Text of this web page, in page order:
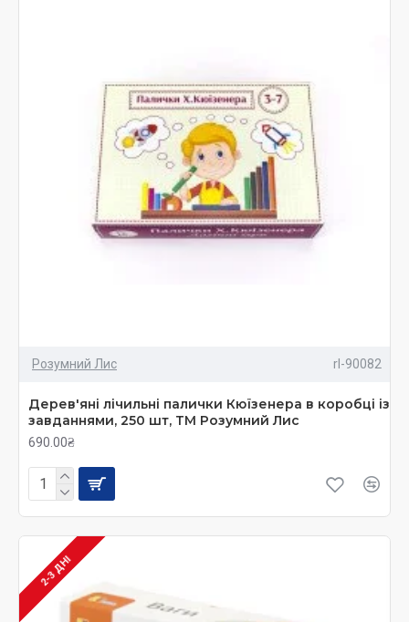
Розумний Лис rl-90082
Дерев'яні лічильні палички Кюїзенера в коробці із
завданнями, 250 шт, ТМ Розумний Лис
690.00₴
2-3 ДНІ